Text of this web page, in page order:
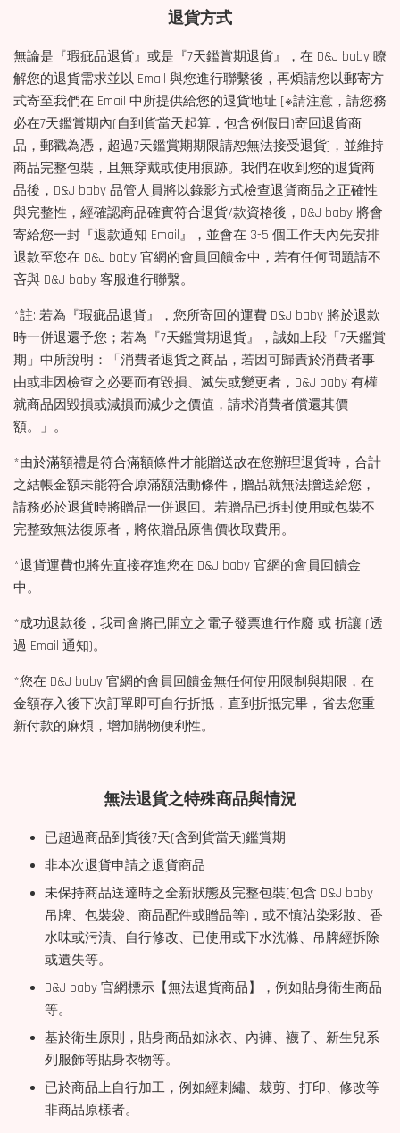
退貨方式
無論是『瑕疵品退貨』或是『7天鑑賞期退貨』，在 D&J baby 瞭
解您的退貨需求並以 Email 與您進行聯繫後，再煩請您以郵寄方
式寄至我們在 Email 中所提供給您的退貨地址 [※請注意，請您務
必在7天鑑賞期內(自到貨當天起算，包含例假日)寄回退貨商
品，郵戳為憑，超過7天鑑賞期期限請恕無法接受退貨]，並維持
商品完整包裝，且無穿戴或使用痕跡。我們在收到您的退貨商
品後，D&J baby 品管人員將以錄影方式檢查退貨商品之正確性
與完整性，經確認商品確實符合退貨/款資格後，D&J baby 將會
寄給您一封『退款通知 Email』，並會在 3-5 個工作天內先安排
退款至您在 D&J baby 官網的會員回饋金中，若有任何問題請不
吝與 D&J baby 客服進行聯繫。
*註: 若為『瑕疵品退貨』，您所寄回的運費 D&J baby 將於退款
時一併退還予您；若為『7天鑑賞期退貨』，誠如上段「7天鑑賞
期」中所說明：「消費者退貨之商品，若因可歸責於消費者事
由或非因檢查之必要而有毀損、滅失或變更者，D&J baby 有權
就商品因毀損或減損而減少之價值，請求消費者償還其價
額。」。
*由於滿額禮是符合滿額條件才能贈送故在您辦理退貨時，合計
之結帳金額未能符合原滿額活動條件，贈品就無法贈送給您，
請務必於退貨時將贈品一併退回。若贈品已拆封使用或包裝不
完整致無法復原者，將依贈品原售價收取費用。
*退貨運費也將先直接存進您在 D&J baby 官網的會員回饋金
中。
*成功退款後，我司會將已開立之電子發票進行作廢 或 折讓 (透
過 Email 通知)。
*您在 D&J baby 官網的會員回饋金無任何使用限制與期限，在
金額存入後下次訂單即可自行折抵，直到折抵完畢，省去您重
新付款的麻煩，增加購物便利性。
無法退貨之特殊商品與情況
已超過商品到貨後7天(含到貨當天)鑑賞期
非本次退貨申請之退貨商品
未保持商品送達時之全新狀態及完整包裝(包含 D&J baby
吊牌、包裝袋、商品配件或贈品等)，或不慎沾染彩妝、香
水味或污漬、自行修改、已使用或下水洗滌、吊牌經拆除
或遺失等。
D&J baby 官網標示【無法退貨商品】，例如貼身衛生商品
等。
基於衛生原則，貼身商品如泳衣、內褲、襪子、新生兒系
列服飾等貼身衣物等。
已於商品上自行加工，例如經刺繡、裁剪、打印、修改等
非商品原樣者。